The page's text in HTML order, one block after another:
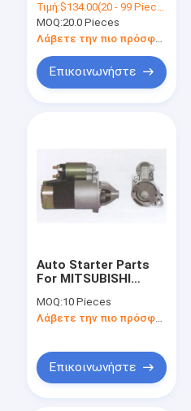
Truck Starter Gear
Reduced Starting
Engine 0001261015
M009T20271
VG1246090002
Τιμή:$134.00(20 - 99 Pieces) $133.00(>=100 Pieces)
MOQ:20.0 Pieces
Επικοινωνήστε
Auto Starter Parts
For MITSUBISHI
35050 M1T71381 Car
Starter 36100-35050
MOQ:10 Pieces
Επικοινωνήστε